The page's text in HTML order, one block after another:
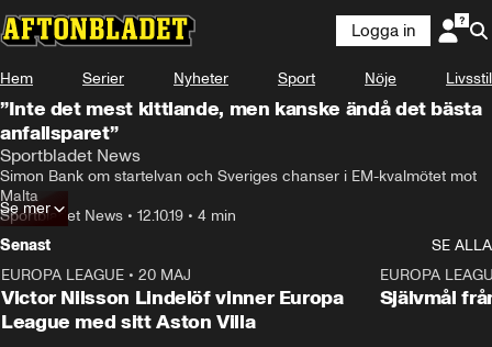
Logga in
Hem Serier Nyheter Sport Nöje Livsstil
”Inte det mest kittlande, men kanske ändå det bästa
anfallsparet”
Sportbladet News
Simon Bank om startelvan och Sveriges chanser i EM-kvalmötet mot
Malta
Sportbladet News • 12.10.19 • 4 min
Se mer
Senast
SE ALLA
EUROPA LEAGUE • 20 MAJ
Victor Nilsson Lindelöf vinner Europa
League med sitt Aston Villa
EUROPA
Självmål